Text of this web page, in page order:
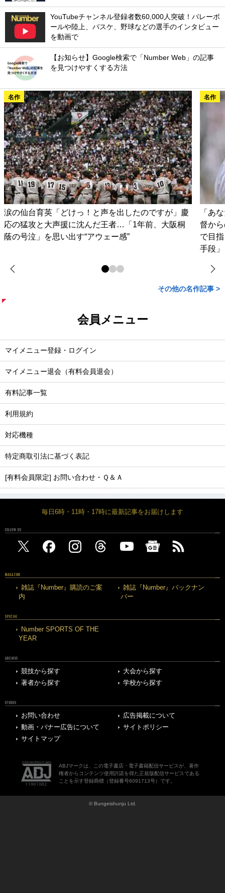
YouTubeチャンネル登録者数60,000人突破！バレーボ
ールや陸上、バスケ、野球などの選手のインタビュー
を動画で
【お知らせ】Google検索で「Number Web」の記事
を見つけやすくする方法
名作
涙の仙台育英「どけっ！と声を出したのですが」慶
応の猛攻と大声援に沈んだ王者…「1年前、大阪桐
蔭の号泣」を思い出す“アウェー感”
名作
「あ
督か
で目
手段」
その他の名作記事 >
会員メニュー
マイメニュー登録・ログイン
マイメニュー退会（有料会員退会）
有料記事一覧
利用規約
対応機種
特定商取引法に基づく表記
[有料会員限定] お問い合わせ・Ｑ＆Ａ
毎日6時・11時・17時に最新記事をお届けします
FOLLOW US
MAGAZINE
雑誌『Number』購読のご案
内
雑誌『Number』バックナン
バー
SPECIAL
Number SPORTS OF THE
YEAR
ARCHIVE
競技から探す
大会から探す
著者から探す
学校から探す
OTHERS
お問い合わせ
広告掲載について
動画・バナー広告について
サイトポリシー
サイトマップ
ABJマークは、この電子書店・電子書籍配信サービスが、著作
権者からコンテンツ使用許諾を得た正規版配信サービスである
ことを示す登録商標（登録番号6091713号）です。
© Bungeishunju Ltd.